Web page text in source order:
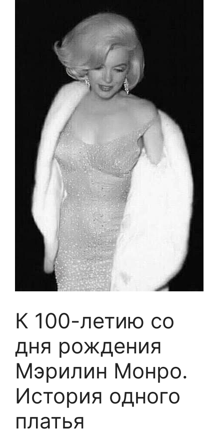
К 100-летию со
дня рождения
Мэрилин Монро.
История одного
платья